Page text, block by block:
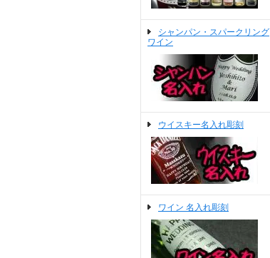
シャンパン・スパークリング
ワイン
ウイスキー名入れ彫刻
ワイン 名入れ彫刻